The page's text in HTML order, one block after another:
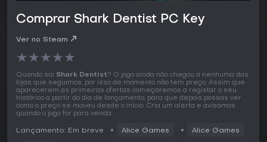
Comprar Shark Dentist PC Key
Ver no Steam
★★★★★
Quando sai Shark Dentist? O jogo ainda não chegou a nenhuma das
lojas que seguimos, por isso de momento não tem preço. Assim que
aparecerem as primeiras ofertas começaremos a registar o seu
histórico a partir do dia de lançamento, para que depois possas ver
como o preço se moveu desde o início. Cria um alerta e avisamos
quando o jogo for para venda.
Lançamento: Em breve Alice Games Alice Games